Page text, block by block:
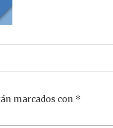
marcados con *